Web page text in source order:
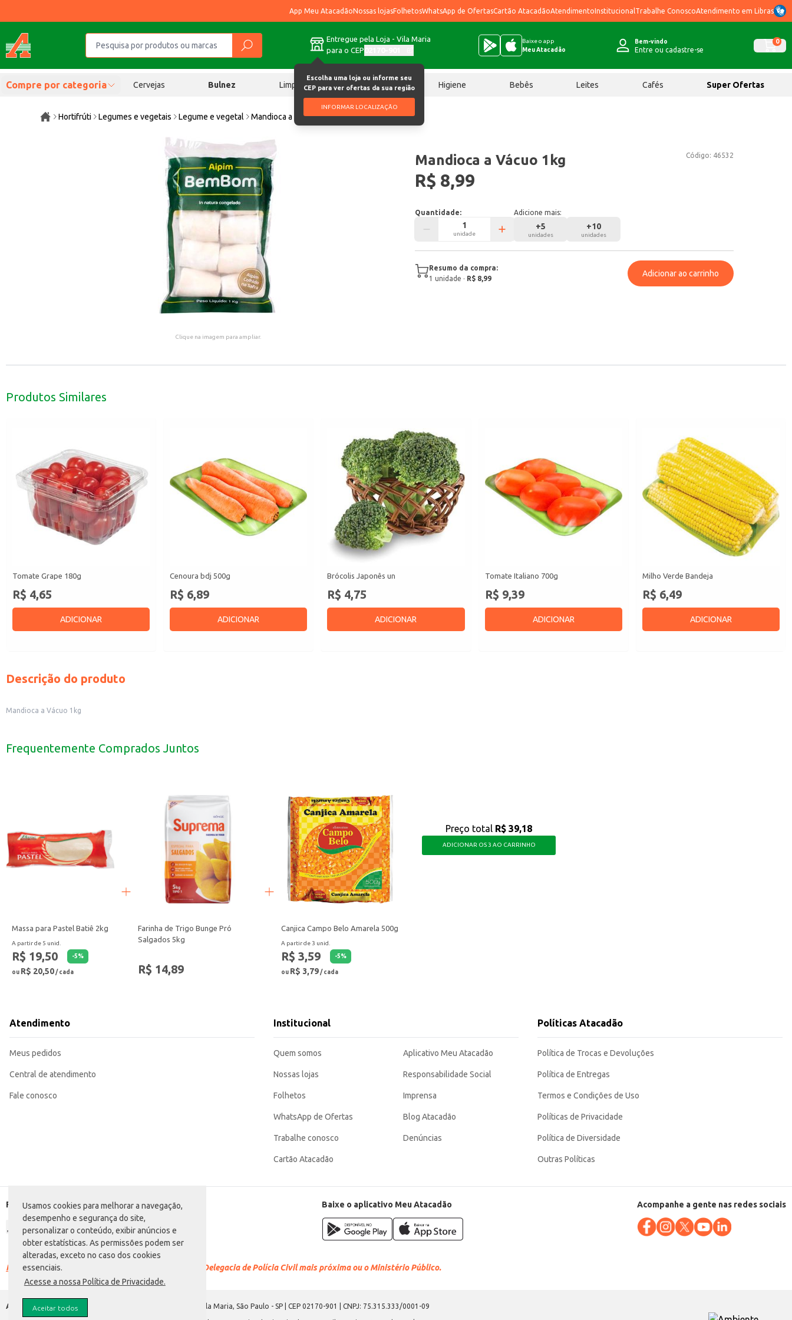
Usamos cookies para melhorar a navegação,
desempenho e segurança do site,
personalizar o conteúdo, exibir anúncios e
obter estatísticas. As permissões podem ser
alteradas, exceto no caso dos cookies
essenciais.
Acesse a nossa Política de Privacidade.
Aceitar todos
App Meu AtacadãoNossas lojasFolhetosWhatsApp de OfertasCartão AtacadãoAtendimentoInstitucional Trabalhe ConoscoAtendimento em Libras
Entregue pela Loja - Vila Maria
para o CEP
Escolha uma loja ou informe seu
CEP para ver ofertas da sua região
INFORMAR LOCALIZAÇÃO
Baixe o app
Meu Atacadão
Bem-vindo
Entre ou cadastre-se
0
Compre por categoria Cervejas Bulnez Limpeza Chocolates Higiene Bebês Leites Cafés Super Ofertas
Hortifrúti Legumes e vegetais Legume e vegetal Mandioca a Vácuo 1kg
Clique na imagem para ampliar.
Código: 46532
Mandioca a Vácuo 1kg
R$ 8,99
Quantidade:
unidade
Adicione mais:
+5
unidades
+10
unidades
Resumo da compra:
1 unidade · R$ 8,99
Adicionar ao carrinho
Produtos Similares
Tomate Grape 180g
R$ 4,65
ADICIONAR
Cenoura bdj 500g
R$ 6,89
ADICIONAR
Brócolis Japonês un
R$ 4,75
ADICIONAR
Tomate Italiano 700g
R$ 9,39
ADICIONAR
Milho Verde Bandeja
R$ 6,49
ADICIONAR
Descrição do produto
Mandioca a Vácuo 1kg
Frequentemente Comprados Juntos
Massa para Pastel Batiê 2kg
A partir de 5 unid.
R$ 19,50 -5%
ou R$ 20,50/ cada
Farinha de Trigo Bunge Pró
Salgados 5kg
R$ 14,89
Canjica Campo Belo Amarela 500g
A partir de 3 unid.
R$ 3,59 -5%
ou R$ 3,79/ cada
Preço total R$ 39,18
ADICIONAR OS 3 AO CARRINHO
Atendimento
Meus pedidos
Central de atendimento
Fale conosco
Institucional
Quem somos
Nossas lojas
Folhetos
WhatsApp de Ofertas
Trabalhe conosco
Cartão Atacadão
Aplicativo Meu Atacadão
Responsabilidade Social
Imprensa
Blog Atacadão
Denúncias
Políticas Atacadão
Política de Trocas e Devoluções
Política de Entregas
Termos e Condições de Uso
Políticas de Privacidade
Política de Diversidade
Outras Políticas
Formas de pagamento Baixe o aplicativo Meu Atacadão Acompanhe a gente nas redes sociais
Racismo é crime. Denuncie. Disque 100 ou procure a Delegacia de Polícia Civil mais próxima ou o Ministério Público.
Atacadão S.A. Avenida Morvan Dias de Figueiredo, 6169, Vila Maria, São Paulo - SP | CEP 02170-901 | CNPJ: 75.315.333/0001-09